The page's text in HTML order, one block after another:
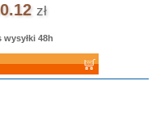
zł
wysyłki 48h